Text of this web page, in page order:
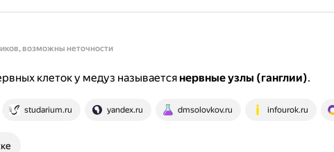
возможны неточности
клеток у медуз называется нервные узлы (ганглии).
studarium.ru yandex.ru dmsolovkov.ru infourok.ru